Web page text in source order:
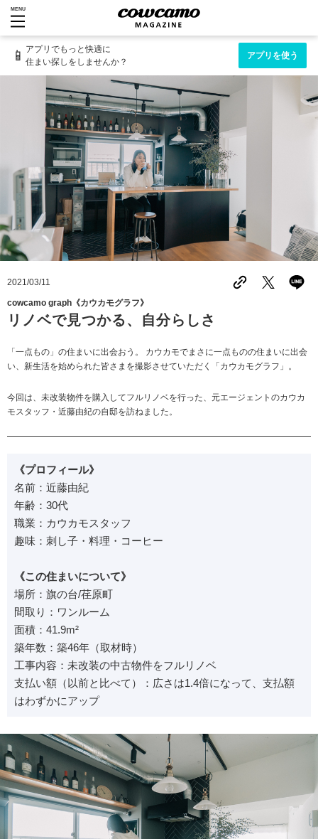
MENU
📱 アプリでもっと快適に
住まい探しをしませんか？
アプリを使う
2021/03/11
cowcamo graph《カウカモグラフ》
リノベで見つかる、自分らしさ
「一点もの」の住まいに出会おう。 カウカモでまさに一点ものの住まいに出会
い、新生活を始められた皆さまを撮影させていただく「カウカモグラフ」。
今回は、未改装物件を購入してフルリノベを行った、元エージェントのカウカ
モスタッフ・近藤由紀の自邸を訪ねました。
《プロフィール》
名前：近藤由紀
年齢：30代
職業：カウカモスタッフ
趣味：刺し子・料理・コーヒー
《この住まいについて》
場所：旗の台/荏原町
間取り：ワンルーム
面積：41.9m²
築年数：築46年（取材時）
工事内容：未改装の中古物件をフルリノベ
支払い額（以前と比べて）：広さは1.4倍になって、支払額
はわずかにアップ